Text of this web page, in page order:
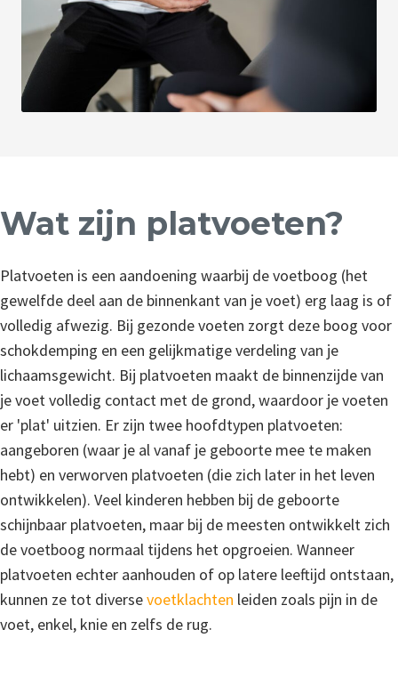
Wat zijn platvoeten?
Platvoeten is een aandoening waarbij de voetboog (het
gewelfde deel aan de binnenkant van je voet) erg laag is of
volledig afwezig. Bij gezonde voeten zorgt deze boog voor
schokdemping en een gelijkmatige verdeling van je
lichaamsgewicht. Bij platvoeten maakt de binnenzijde van
je voet volledig contact met de grond, waardoor je voeten
er 'plat' uitzien. Er zijn twee hoofdtypen platvoeten:
aangeboren (waar je al vanaf je geboorte mee te maken
hebt) en verworven platvoeten (die zich later in het leven
ontwikkelen). Veel kinderen hebben bij de geboorte
schijnbaar platvoeten, maar bij de meesten ontwikkelt zich
de voetboog normaal tijdens het opgroeien. Wanneer
platvoeten echter aanhouden of op latere leeftijd ontstaan,
kunnen ze tot diversevoetklachten leiden zoals pijn in de
voet, enkel, knie en zelfs de rug.